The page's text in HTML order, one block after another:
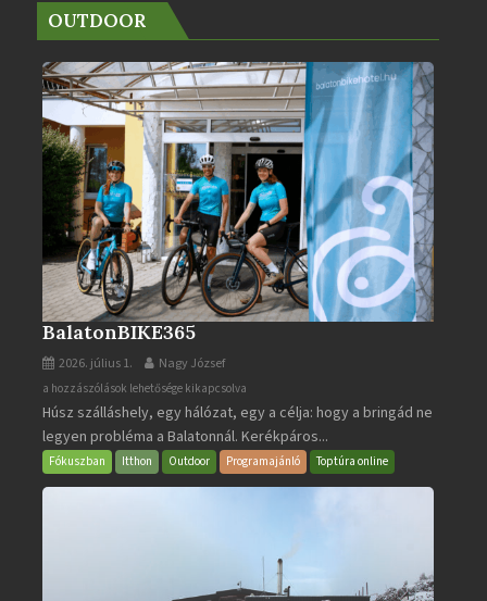
OUTDOOR
BalatonBIKE365
2026. július 1. Nagy József
BalatonBIKE365
bejegyzéshez
a hozzászólások lehetősége kikapcsolva
Húsz szálláshely, egy hálózat, egy a célja: hogy a bringád ne
legyen probléma a Balatonnál. Kerékpáros...
Fókuszban Itthon Outdoor Programajánló Toptúra online